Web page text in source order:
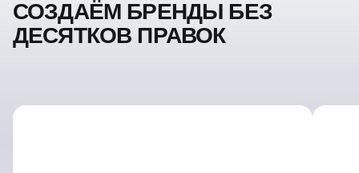
СОЗДАЁМ БРЕНДЫ БЕЗ
ДЕСЯТКОВ ПРАВОК